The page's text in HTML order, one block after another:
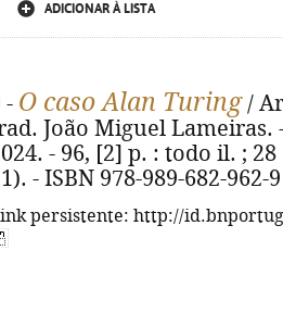
ADICIONAR À LISTA
- O caso Alan Turing/
João Miguel
- 96, [2] p. : todo il. ;
- ISBN 978-989-682-962-9
persistente: http://